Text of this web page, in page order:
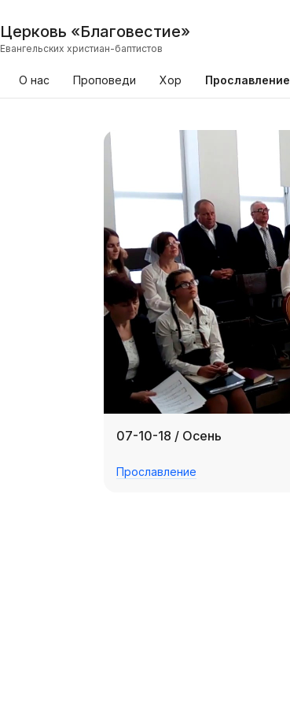
Церковь «Благовестие»
Евангельских христиан-баптистов
О нас Проповеди Хор Прославление
07-10-18 / Осень
Прославление